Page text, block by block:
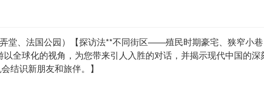
堂、法国公园）【探访法**不同街区——殖民时期豪宅、狭窄小
全球化的视角，为您带来引人入胜的对话，并揭示现代中国的
结识新朋友和旅伴。】